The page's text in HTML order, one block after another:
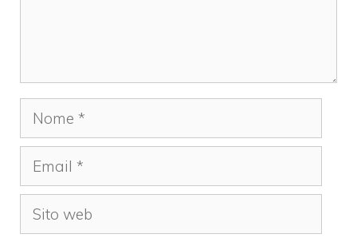
Nome
Email
Sito
web